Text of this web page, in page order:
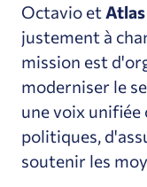
Octavio et
justement à
mission est
moderniser le
une voix unifiée
politiques,
soutenir les